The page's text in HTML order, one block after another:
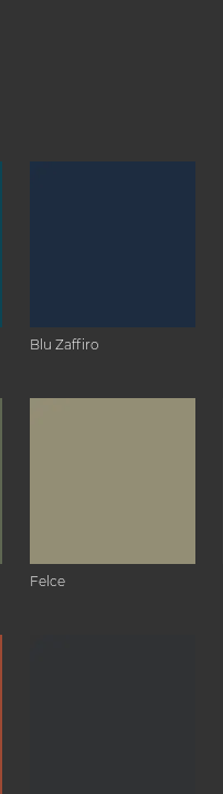
Blu Zaffiro
Felce